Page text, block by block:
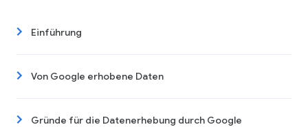
Einführung
Von Google erhobene Daten
Gründe für die Datenerhebung durch Google